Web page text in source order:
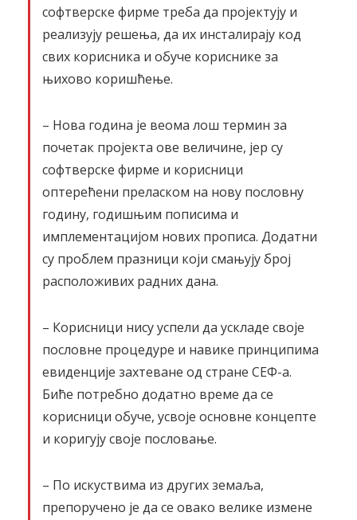
софтверске фирме треба да пројектују и
реализују решења, да их инсталирају код
свих корисника и обуче кориснике за
њихово коришћење.
– Нова година је веома лош термин за
почетак пројекта ове величине, јер су
софтверске фирме и корисници
оптерећени преласком на нову пословну
годину, годишњим пописима и
имплементацијом нових прописа. Додатни
су проблем празници који смањују број
расположивих радних дана.
– Корисници нису успели да ускладе своје
пословне процедуре и навике принципима
евиденције захтеване од стране СЕФ-а.
Биће потребно додатно време да се
корисници обуче, усвоје основне концепте
и коригују своје пословање.
– По искуствима из других земаља,
препоручено је да се овако велике измене